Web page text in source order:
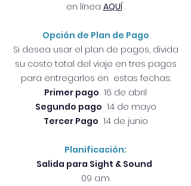
en línea AQUÍ.
Opción de Plan de Pago
Si desea usar el plan de pagos, divida
su costo total del viaje en tres pagos
para entregarlos en estas fechas:
Primer pago 16 de abril
Segundo pago 14 de mayo
Tercer Pago 14 de junio
Planificación:
Salida para Sight & Sound
09 a.m